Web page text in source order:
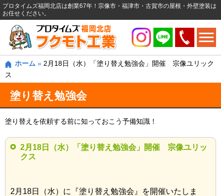
プロタイムズ福岡北店は創業67年！宗像市・福津市・古賀市の屋根・外壁塗装は
お任せください。
ホーム » 2月18日（水）「塗り替え勉強会」開催 宗像ユリック
ス
塗り替え勉強会
塗り替えを依頼する前に知っておこう予備知識！
2月18日（水）「塗り替え勉強会」開催 宗像ユリッ
クス
2月18日（水）に『塗り替え勉強会』を開催いたしま